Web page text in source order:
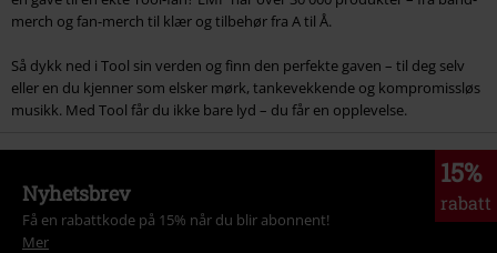
merch og fan-merch til klær og tilbehør fra A til Å.
Så dykk ned i Tool sin verden og finn den perfekte gaven – til deg selv
eller en du kjenner som elsker mørk, tankevekkende og kompromissløs
musikk. Med Tool får du ikke bare lyd – du får en opplevelse.
15%
rabatt
Nyhetsbrev
Få en rabattkode på 15% når du blir abonnent!
Mer